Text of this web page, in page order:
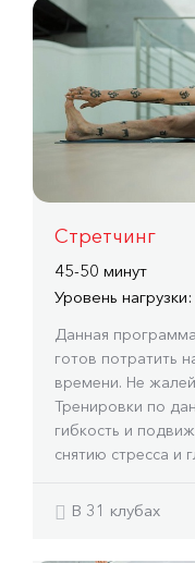
Стретчинг
45-50 минут
Уровень
Данная
готов потратить
времени. Не
Тренировки по
гибкость и
снятию стресса и
В 31 клубах